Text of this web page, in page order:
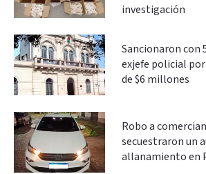
investigación
Sancionaron con
exjefe policial
de $6 millones
Robo a
secuestraron un
allanamiento en